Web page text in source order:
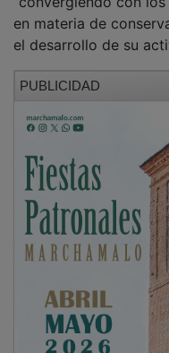
en materia de
el desarrollo de su